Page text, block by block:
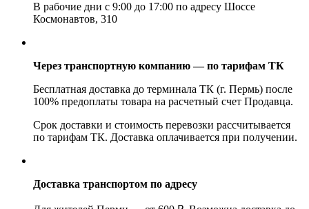
В рабочие дни с 9:00 до 17:00 по адресу Шоссе
Космонавтов, 310
Через транспортную компанию — по тарифам ТК
Бесплатная доставка до терминала ТК (г. Пермь) после
100% предоплаты товара на расчетный счет Продавца.
Срок доставки и стоимость перевозки рассчитывается
по тарифам ТК. Доставка оплачивается при получении.
Доставка транспортом по адресу